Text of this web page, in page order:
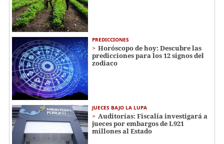
PREDICCIONES
Horóscopo de hoy: Descubre las
predicciones para los 12 signos del
zodiaco
JUECES BAJO LA LUPA
Auditorías: Fiscalía investigará a
jueces por embargos de L921
millones al Estado